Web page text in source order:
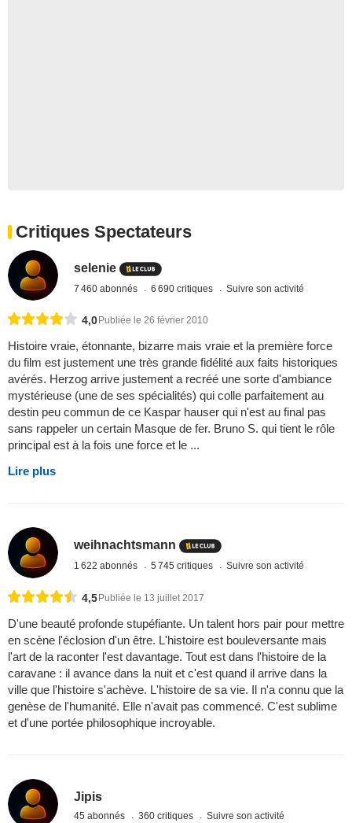
Critiques Spectateurs
selenie
7 460 abonnés 6 690 critiques Suivre son activité
4,0 Publiée le 26 février 2010
Histoire vraie, étonnante, bizarre mais vraie et la première force
du film est justement une très grande fidélité aux faits historiques
avérés. Herzog arrive justement a recréé une sorte d'ambiance
mystérieuse (une de ses spécialités) qui colle parfaitement au
destin peu commun de ce Kaspar hauser qui n'est au final pas
sans rappeler un certain Masque de fer. Bruno S. qui tient le rôle
principal est à la fois une force et le ...
Lire plus
weihnachtsmann
1 622 abonnés 5 745 critiques Suivre son activité
4,5Publiée le 13 juillet 2017
D'une beauté profonde stupéfiante. Un talent hors pair pour mettre
en scène l'éclosion d'un être. L'histoire est bouleversante mais
l'art de la raconter l'est davantage. Tout est dans l'histoire de la
caravane : il avance dans la nuit et c'est quand il arrive dans la
ville que l'histoire s'achève. L'histoire de sa vie. Il n'a connu que la
genèse de l'humanité. Elle n'avait pas commencé. C'est sublime
et d'une portée philosophique incroyable.
Jipis
45 abonnés 360 critiques Suivre son activité